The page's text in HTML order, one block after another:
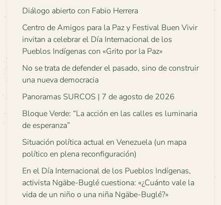
Diálogo abierto con Fabio Herrera
Centro de Amigos para la Paz y Festival Buen Vivir
invitan a celebrar el Día Internacional de los
Pueblos Indígenas con «Grito por la Paz»
No se trata de defender el pasado, sino de construir
una nueva democracia
Panoramas SURCOS | 7 de agosto de 2026
Bloque Verde: “La acción en las calles es luminaria
de esperanza”
Situación política actual en Venezuela (un mapa
político en plena reconfiguración)
En el Día Internacional de los Pueblos Indígenas,
activista Ngäbe-Buglé cuestiona: «¿Cuánto vale la
vida de un niño o una niña Ngäbe-Buglé?»